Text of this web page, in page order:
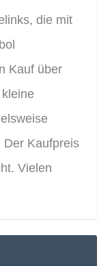
die mit
Kauf über
Der Kaufpreis
Vielen